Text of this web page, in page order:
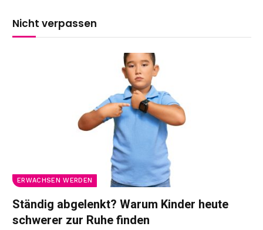
Nicht verpassen
ERWACHSEN WERDEN
Ständig abgelenkt? Warum Kinder heute
schwerer zur Ruhe finden